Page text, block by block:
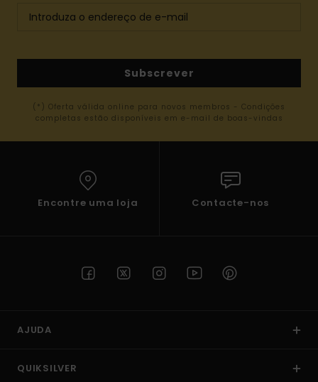
Subscrever
(*) Oferta válida online para novos membros - Condições
completas estão disponíveis em e-mail de boas-vindas
Encontre uma loja Contacte-nos
AJUDA
QUIKSILVER